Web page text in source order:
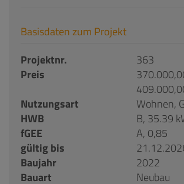
Basisdaten zum Projekt
Projektnr.
363
Preis
Nutzungsart
Wohnen
HWB
B, 35.39
fGEE
A, 0,85
gültig bis
Baujahr
2022
Bauart
Neubau